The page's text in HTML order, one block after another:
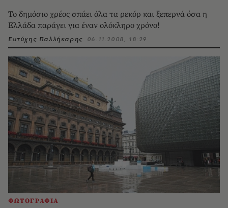
ΦΩΤΟΓΡΑΦΙΑ
Το δημόσιο χρέος σπάει όλα τα ρεκόρ και ξεπερνά όσα η
Ελλάδα παράγει για έναν ολόκληρο χρόνο!
Ευτύχης Παλλήκαρης 06.11.2008, 18:29